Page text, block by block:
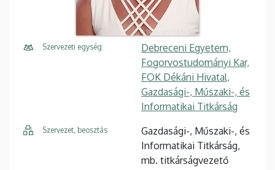
Szervezeti egység
Debreceni Egyetem,
Fogorvostudományi Kar,
FOK Dékáni Hivatal,
Gazdasági-, Műszaki-, és
Informatikai Titkárság
Szervezet, beosztás
Gazdasági-, Műszaki-, és
Informatikai Titkárság,
mb. titkárságvezető